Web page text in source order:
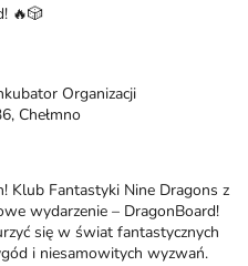
🔥🎲
Organizacji
Chełmno
Klub Fantastyki Nine Dragons z
wydarzenie – DragonBoard!
się w świat fantastycznych
i niesamowitych wyzwań.